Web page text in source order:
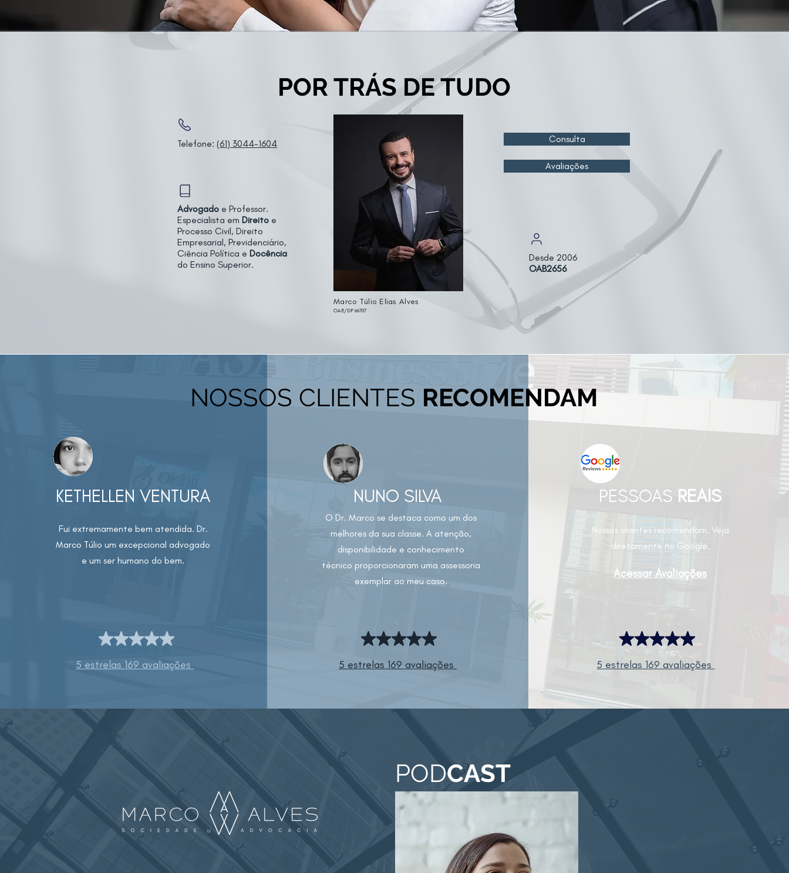
POR TRÁS DE TUDO
Telefone: (61) 3044-1604
Advogado e Professor.
Especialista em Direito e
Processo Civil, Direito
Empresarial, Previdenciário,
Ciência Política e Docência
do Ensino Superior.
Marco Túlio Elias Alves
OAB/DF 66707
Consulta
Avaliações
Desde 2006
OAB2656
KETHELLEN VENTURA
Fui extremamente bem atendida. Dr.
Marco Túlio um excepcional advogado
e um ser humano do bem.
5 estrelas 169 avaliações
NUNO SILVA
O Dr. Marco se destaca como um dos
melhores da sua classe. A atenção,
disponibilidade e conhecimento
técnico proporcionaram uma assessoria
exemplar ao meu caso.
5 estrelas 169 avaliações
PESSOAS REAIS
Nossos clientes recomendam. Veja
diretamente no Google.
Acessar Avaliações
5 estrelas 169 avaliações
NOSSOS CLIENTES RECOMENDAM
PODCAST